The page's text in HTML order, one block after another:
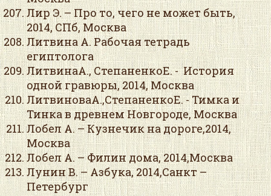
Лир Э. – Про то, чего не может быть,
2014, СПб, Москва
Литвина А. Рабочая тетрадь
египтолога
ЛитвинаА., СтепаненкоЕ. - История
одной гравюры, 2014, Москва
ЛитвиноваА.,СтепаненкоЕ. - Тимка и
Тинка в древнем Новгороде, Москва
Лобел А. – Кузнечик на дороге,2014,
Москва
Лобел А. – Филин дома, 2014,Москва
Лунин В. – Азбука, 2014,Санкт –
Петербург